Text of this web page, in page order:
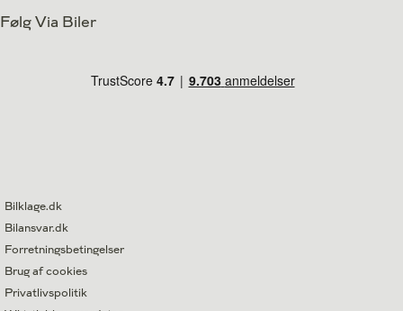
Følg Via Biler
Bilklage.dk
Bilansvar.dk
Forretningsbetingelser
Brug af cookies
Privatlivspolitik